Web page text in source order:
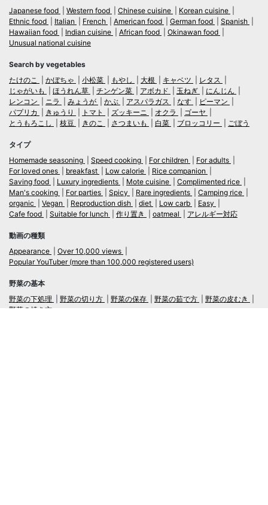
Japanese food
Western food Chinese cuisine
Korean cuisine
Ethnic food
Italian French American food German food
Spanish
Hawaiian food
Indian cuisine African food
Okinawan food
Unusual national cuisine
Search by vegetables
たけのこ
かぼちゃ 小松菜 もやし 大根 キャベツ
レタス
じゃがいも
ほうれん草 チンゲン菜 アボカド 玉ねぎ
にんじん
レンコン
ニラ みょうが かぶ アスパラガス なす
ピーマン
パプリカ
きゅうり トマト ズッキーニ オクラ
ゴーヤ
とうもろこし
枝豆 きのこ さつまいも 白菜 ブロッコリー ごぼう
タイプ
Homemade seasoning
Speed cooking For children
For adults
For loved ones
breakfast Low calorie
Rice companion
Saving food
Luxury ingredients Mote cuisine
Complimented rice
Man's cooking
For parties Spicy Rare ingredients
Camping rice
organic
Vegan Reproduction dish diet Low carb
Easy
Cafe food
Suitable for lunch 作り置き oatmeal アレルギー対応
動画の種類
Appearance
Over 10,000 views
Popular YouTuber (more than 100,000 registered users)
野菜の基本
野菜の下処理
野菜の切り方 野菜の保存 野菜の茹で方
野菜の皮むき
野菜の焼き方